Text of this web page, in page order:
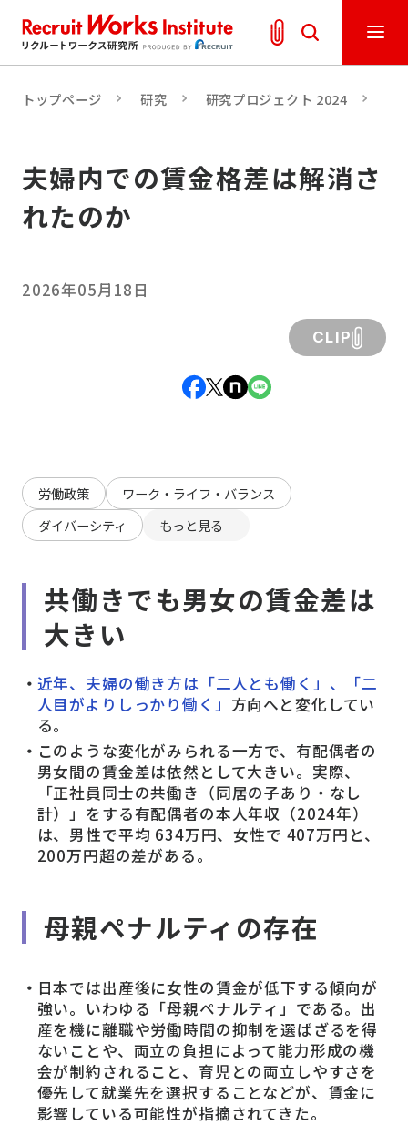
トップページ 研究 研究プロジェクト 2024
夫婦内での賃金格差は解消さ
れたのか
2026年05月18日
CLIP
労働政策
ワーク・ライフ・バランス
ダイバーシティ
もっと見る
共働きでも男女の賃金差は
大きい
近年、夫婦の働き方は「二人とも働く」、「二
人目がよりしっかり働く」 方向へと変化してい
る。
このような変化がみられる一方で、有配偶者の
男女間の賃金差は依然として大きい。実際、
「正社員同士の共働き（同居の子あり・なし
計）」をする有配偶者の本人年収（2024年）
は、男性で平均 634万円、女性で 407万円と、
200万円超の差がある。
母親ペナルティの存在
日本では出産後に女性の賃金が低下する傾向が
強い。いわゆる「母親ペナルティ」である。出
産を機に離職や労働時間の抑制を選ばざるを得
ないことや、両立の負担によって能力形成の機
会が制約されること、育児との両立しやすさを
優先して就業先を選択することなどが、賃金に
影響している可能性が指摘されてきた。